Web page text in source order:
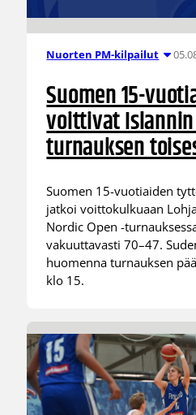
Nuorten PM-kilpailut
Suomen 15-
voittivat Islannin
turnauksen
Suomen 15-vuotiaiden
jatkoi voittokulkuaan
Nordic Open -
vakuuttavasti 70–47.
huomenna turnauksen
klo 15.